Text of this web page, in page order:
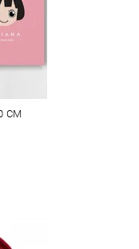
CM